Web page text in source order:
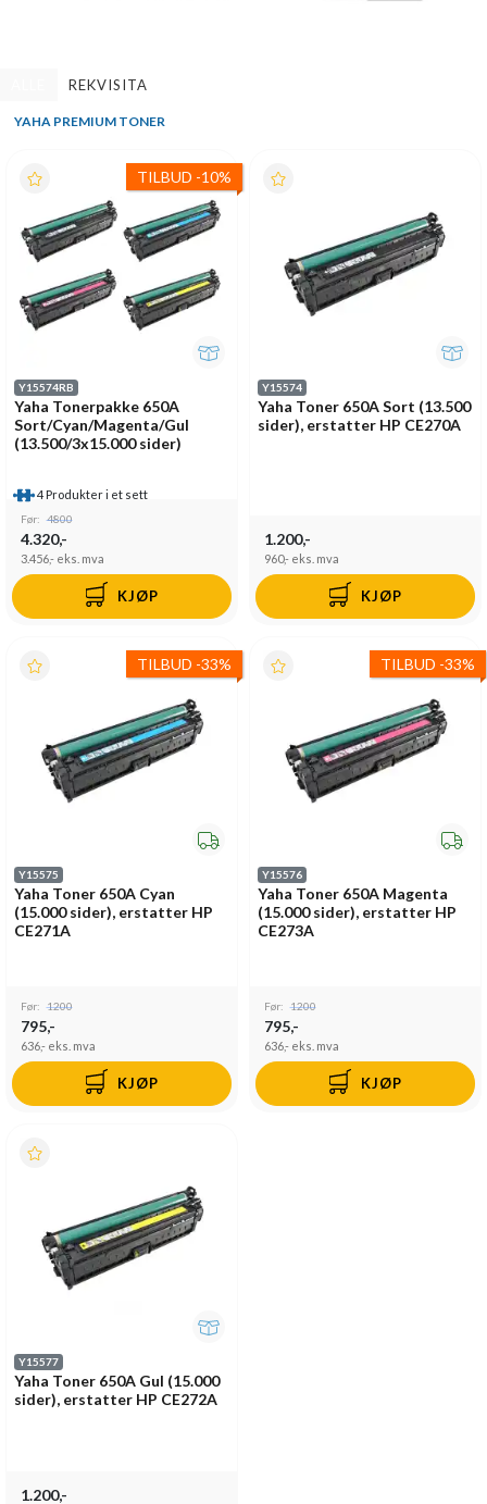
REKVISITA
YAHA PREMIUM TONER
TILBUD -10%
Y15574RB
Yaha Tonerpakke 650A
Sort/Cyan/Magenta/Gul
(13.500/3x15.000 sider)
4 Produkter i et sett
Før: 4800
4.320,-
3.456,- eks. mva
KJØP
Y15574
Yaha Toner 650A Sort (13.500
sider), erstatter HP CE270A
1.200,-
960,- eks. mva
KJØP
TILBUD -33%
Y15575
Yaha Toner 650A Cyan
(15.000 sider), erstatter HP
CE271A
Før: 1200
795,-
636,- eks. mva
KJØP
TILBUD -33%
Y15576
Yaha Toner 650A Magenta
(15.000 sider), erstatter HP
CE273A
Før: 1200
795,-
636,- eks. mva
KJØP
Y15577
Yaha Toner 650A Gul (15.000
sider), erstatter HP CE272A
1.200,-